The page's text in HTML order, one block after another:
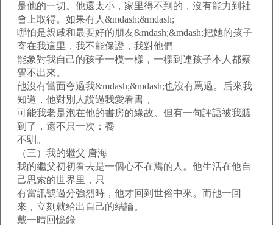
是他的一切。他還太小，家里得不到的，沒有能力到社
會上取得。如果有人&mdash;&mdash;
哪怕是親戚和最要好的朋友&mdash;&mdash;把她的孩子
寄在我這里，我不能保證，我對他們
能象對我自己的孩子一模一樣，一樣到連孩子本人都察
覺不出來。
他沒有當面夸過我&mdash;&mdash;也沒有罵過。后來我
知道，他對別人說過我愛看書，
可能我老是泡在他的書房的緣故。但有一句評語被我聽
到了，還不只一次：養
不馴。
（三）我的繼父 唐海
我的繼父初初看去是一個心不在焉的人。他生活在他自
己思索的世界里，只
有當訊號過分強烈時，他才回到世俗中來。而他一回
來，立刻就給出自己的結論。
戴一晴回憶錄